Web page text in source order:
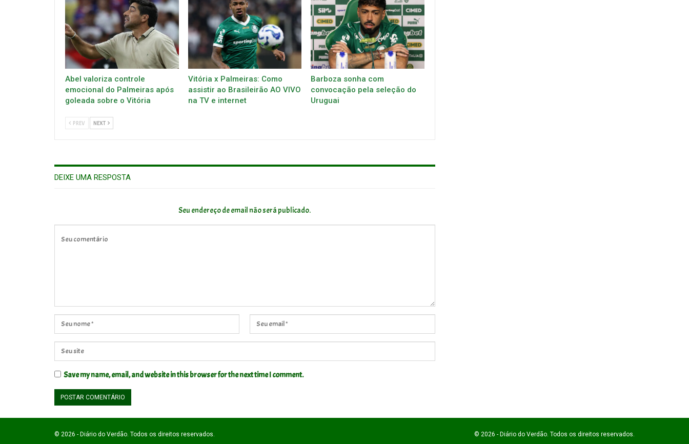
Abel valoriza controle
emocional do Palmeiras após
goleada sobre o Vitória
Vitória x Palmeiras: Como
assistir ao Brasileirão AO VIVO
na TV e internet
Barboza sonha com
convocação pela seleção do
Uruguai
PREV NEXT
DEIXE UMA RESPOSTA
Seu endereço de email não será publicado.
Save my name, email, and website in this browser for the next time I comment.
© 2026 - Diário do Verdão. Todos os direitos reservados. © 2026 - Diário do Verdão. Todos os direitos reservados.